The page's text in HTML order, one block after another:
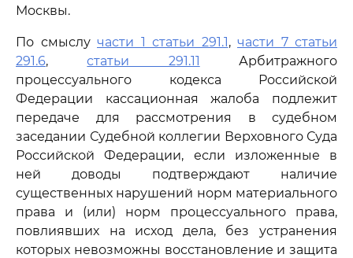
Москвы.
По смыслу части 1 статьи 291.1, части 7 статьи
291.6,статьи 291.11 Арбитражного
процессуального кодекса Российской
Федерации кассационная жалоба подлежит
передаче для рассмотрения в судебном
заседании Судебной коллегии Верховного Суда
Российской Федерации, если изложенные в
ней доводы подтверждают наличие
существенных нарушений норм материального
права и (или) норм процессуального права,
повлиявших на исход дела, без устранения
которых невозможны восстановление и защита